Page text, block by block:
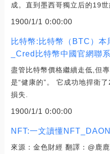
成。直到墨西哥獨立后的19
1900/1/1 0:00:00
比特幣:比特幣（BTC）
_Cred比特幣中國官網聯
盡管比特幣價格繼續走低,但
是“健康的”。 它成功地捍衛
損失.
1900/1/1 0:00:00
NFT:一文讀懂
來源：金色財經 翻譯：@鹿